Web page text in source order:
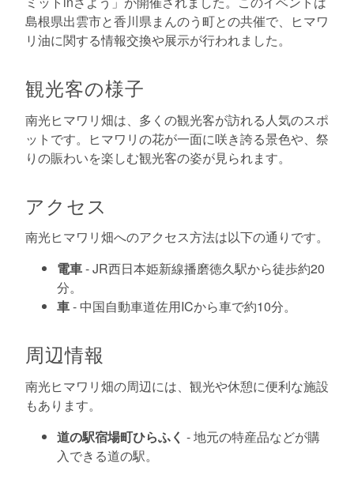
島根県出雲市と香川県まんのう町との共催で、ヒマワ
リ油に関する情報交換や展示が行われました。
観光客の様子
南光ヒマワリ畑は、多くの観光客が訪れる人気のスポ
ットです。ヒマワリの花が一面に咲き誇る景色や、祭
りの賑わいを楽しむ観光客の姿が見られます。
アクセス
南光ヒマワリ畑へのアクセス方法は以下の通りです。
電車- JR西日本姫新線播磨徳久駅から徒歩約20
分。
車- 中国自動車道佐用ICから車で約10分。
周辺情報
南光ヒマワリ畑の周辺には、観光や休憩に便利な施設
もあります。
道の駅宿場町ひらふく - 地元の特産品などが購
入できる道の駅。